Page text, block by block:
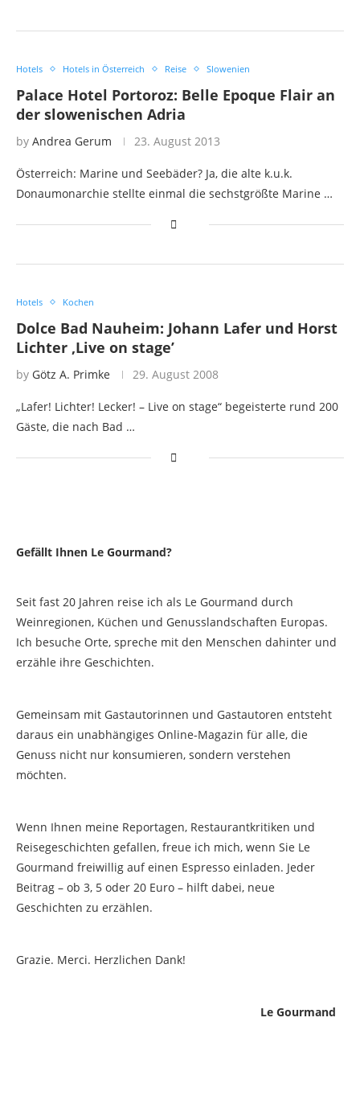
Hotels Hotels in Österreich Reise Slowenien
Palace Hotel Portoroz: Belle Epoque Flair an
der slowenischen Adria
by Andrea Gerum 23. August 2013
Österreich: Marine und Seebäder? Ja, die alte k.u.k.
Donaumonarchie stellte einmal die sechstgrößte Marine …
Hotels Kochen
Dolce Bad Nauheim: Johann Lafer und Horst
Lichter ‚Live on stage’
by Götz A. Primke 29. August 2008
„Lafer! Lichter! Lecker! – Live on stage“ begeisterte rund 200
Gäste, die nach Bad …
Gefällt Ihnen Le Gourmand?
Seit fast 20 Jahren reise ich als Le Gourmand durch
Weinregionen, Küchen und Genusslandschaften Europas.
Ich besuche Orte, spreche mit den Menschen dahinter und
erzähle ihre Geschichten.
Gemeinsam mit Gastautorinnen und Gastautoren entsteht
daraus ein unabhängiges Online-Magazin für alle, die
Genuss nicht nur konsumieren, sondern verstehen
möchten.
Wenn Ihnen meine Reportagen, Restaurantkritiken und
Reisegeschichten gefallen, freue ich mich, wenn Sie Le
Gourmand freiwillig auf einen Espresso einladen. Jeder
Beitrag – ob 3, 5 oder 20 Euro – hilft dabei, neue
Geschichten zu erzählen.
Grazie. Merci. Herzlichen Dank!
Le Gourmand